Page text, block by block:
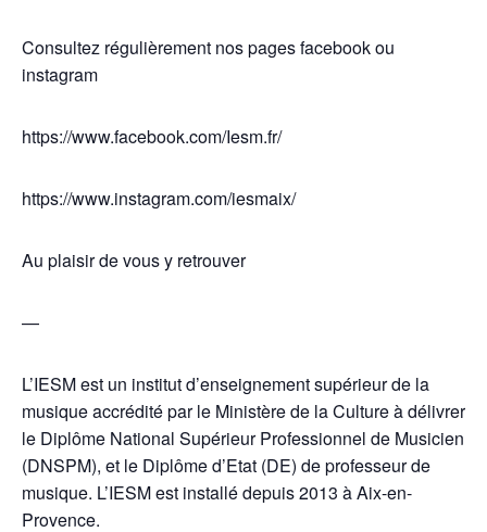
Consultez régulièrement nos pages facebook ou
instagram
https://www.facebook.com/Iesm.fr/
https://www.instagram.com/iesmaix/
Au plaisir de vous y retrouver
—
L’IESM est un institut d’enseignement supérieur de la
musique accrédité par le Ministère de la Culture à délivrer
le Diplôme National Supérieur Professionnel de Musicien
(DNSPM), et le Diplôme d’Etat (DE) de professeur de
musique. L’IESM est installé depuis 2013 à Aix-en-
Provence.